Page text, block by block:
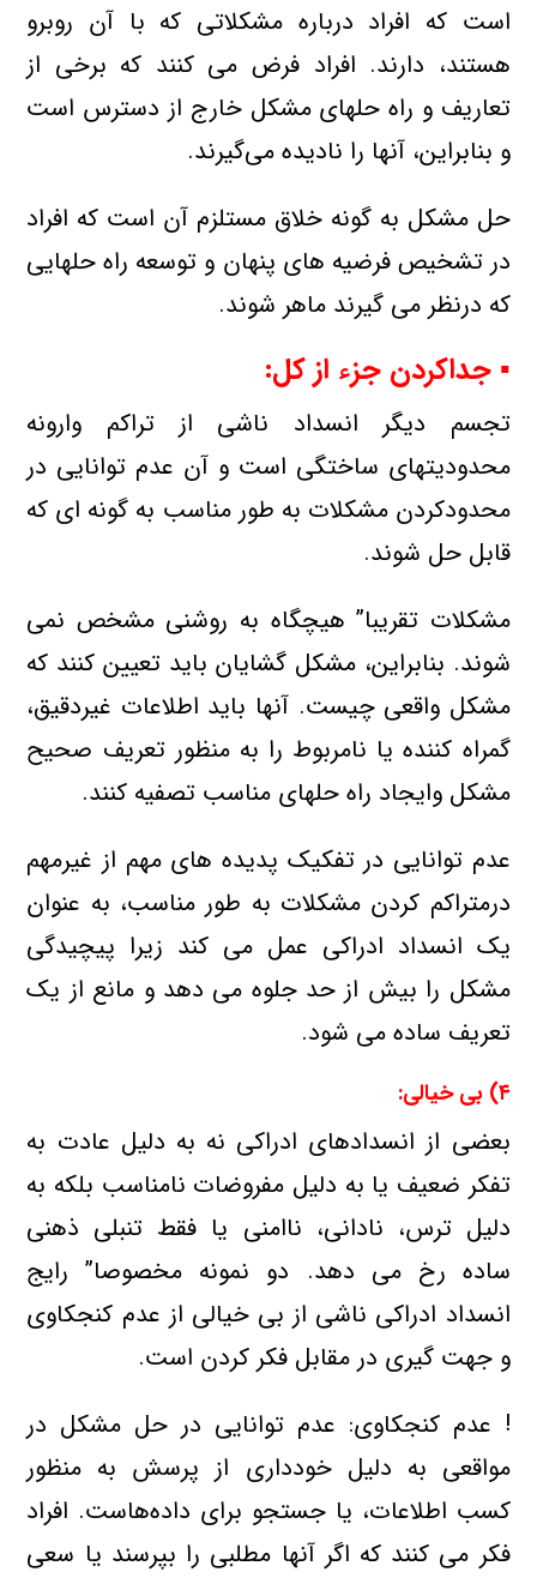
است كه افراد درباره مشكلاتی كه با آن روبرو
هستند، دارند. افراد فرض می كنند كه برخی از
تعاریف و راه حلهای مشكل خارج از دسترس است
و بنابراین، آنها را نادیده می‌گیرند.
حل مشكل به گونه خلاق مستلزم آن است كه افراد
در تشخیص فرضیه های پنهان و توسعه راه حلهایی
كه درنظر می گیرند ماهر شوند.
▪ جداكردن جزء از كل:
تجسم دیگر انسداد ناشی از تراكم وارونه
محدودیتهای ساختگی است و آن عدم توانایی در
محدودكردن مشكلات به طور مناسب به گونه ای كه
قابل حل شوند.
مشكلات تقریبا” هیچگاه به روشنی مشخص نمی
شوند. بنابراین، مشكل گشایان باید تعیین كنند كه
مشكل واقعی چیست. آنها باید اطلاعات غیردقیق،
گمراه كننده یا نامربوط را به منظور تعریف صحیح
مشكل وایجاد راه حلهای مناسب تصفیه كنند.
عدم توانایی در تفكیك پدیده های مهم از غیرمهم
درمتراكم كردن مشكلات به طور مناسب، به عنوان
یك انسداد ادراكی عمل می كند زیرا پیچیدگی
مشكل را بیش از حد جلوه می دهد و مانع از یك
تعریف ساده می شود.
۴) بی خیالی:
بعضی از انسدادهای ادراكی نه به دلیل عادت به
تفكر ضعیف یا به دلیل مفروضات نامناسب بلكه به
دلیل ترس، نادانی، ناامنی یا فقط تنبلی ذهنی
ساده رخ می دهد. دو نمونه مخصوصا” رایج
انسداد ادراكی ناشی از بی خیالی از عدم كنجكاوی
و جهت گیری در مقابل فكر كردن است.
! عدم كنجكاوی: عدم توانایی در حل مشكل در
مواقعی به دلیل خودداری از پرسش به منظور
كسب اطلاعات، یا جستجو برای داده‌هاست. افراد
فكر می كنند كه اگر آنها مطلبی را بپرسند یا سعی